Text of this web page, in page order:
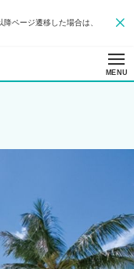
ページ遷移した場合は、
MENU